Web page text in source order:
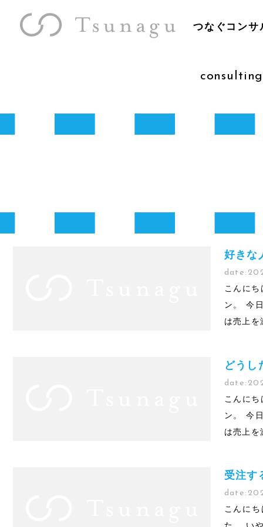
つなぐコンサ
好きな
date:
こんに
ン。 今
は売上
どうし
date:
こんに
ン。 今
は売上
受注す
date:
こんに